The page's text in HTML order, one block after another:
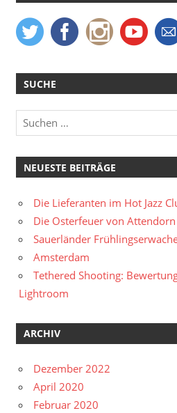
SUCHE
NEUESTE BEITRÄGE
Die Lieferanten im Hot Jazz
Die Osterfeuer von
Sauerländer
Amsterdam
Tethered Shooting:
Lightroom
ARCHIV
Dezember 2022
April 2020
Februar 2020